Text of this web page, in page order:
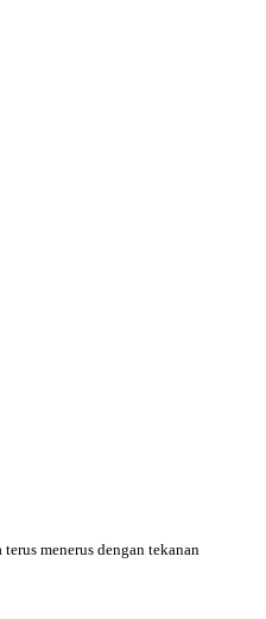
menerus dengan tekanan